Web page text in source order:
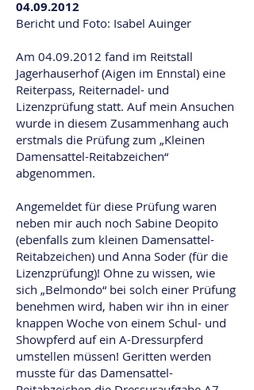
04.09.2012
Bericht und Foto: Isabel Auinger
Am 04.09.2012 fand im Reitstall
Jagerhauserhof (Aigen im Ennstal) eine
Reiterpass, Reiternadel- und
Lizenzprüfung statt. Auf mein Ansuchen
wurde in diesem Zusammenhang auch
erstmals die Prüfung zum „Kleinen
Damensattel-Reitabzeichen“
abgenommen.
Angemeldet für diese Prüfung waren
neben mir auch noch Sabine Deopito
(ebenfalls zum kleinen Damensattel-
Reitabzeichen) und Anna Soder (für die
Lizenzprüfung)! Ohne zu wissen, wie
sich „Belmondo“ bei solch einer Prüfung
benehmen wird, haben wir ihn in einer
knappen Woche von einem Schul- und
Showpferd auf ein A-Dressurpferd
umstellen müssen! Geritten werden
musste für das Damensattel-